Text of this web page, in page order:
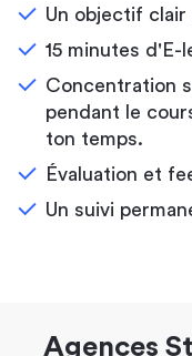
Un objectif clair
15 minutes d'E-
Concentration
pendant le
ton temps.
Évaluation et
Un suivi
Agences